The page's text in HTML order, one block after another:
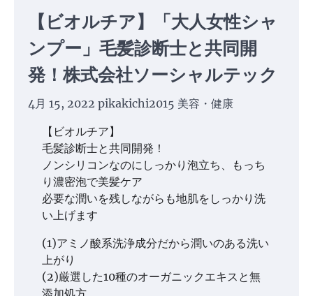
【ビオルチア】「大人女性シャ
ンプー」毛髪診断士と共同開
発！株式会社ソーシャルテック
4月 15, 2022 pikakichi2015 美容・健康
【ビオルチア】
毛髪診断士と共同開発！
ノンシリコンなのにしっかり泡立ち、もっち
り濃密泡で美髪ケア
必要な潤いを残しながらも地肌をしっかり洗
い上げます
(1)アミノ酸系洗浄成分だから潤いのある洗い
上がり
(2)厳選した10種のオーガニックエキスと無